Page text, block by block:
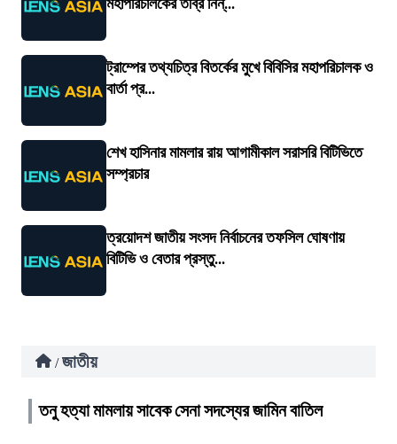
মহাপরিচালকের তীব্র নিন্...
ট্রাম্পের তথ্যচিত্র বিতর্কের মুখে বিবিসির মহাপরিচালক ও
বার্তা প্র...
শেখ হাসিনার মামলার রায় আগামীকাল সরাসরি বিটিভিতে
সম্প্রচার
ত্রয়োদশ জাতীয় সংসদ নির্বাচনের তফসিল ঘোষণায়
বিটিভি ও বেতার প্রস্তু...
/ জাতীয়
তনু হত্যা মামলায় সাবেক সেনা সদস্যের জামিন বাতিল